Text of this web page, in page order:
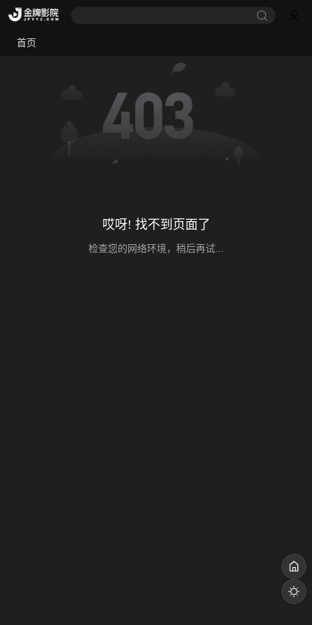
首页
哎呀! 找不到页面了
检查您的网络环境，稍后再试...